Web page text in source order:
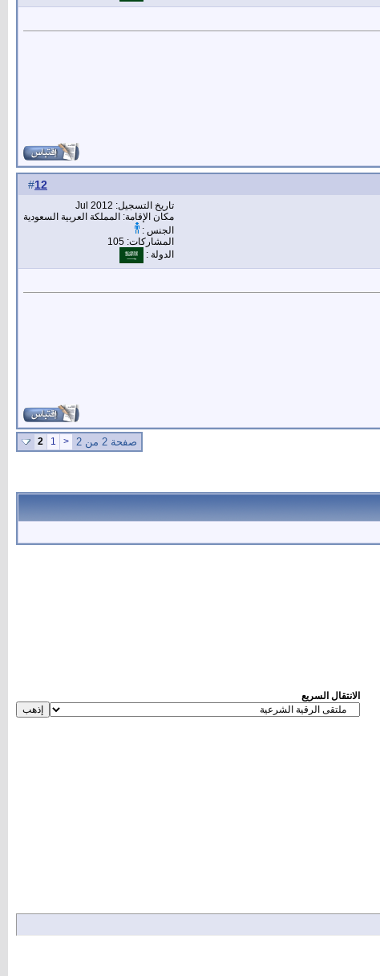
12
تاريخ التسجيل: Jul 2012
مكان الإقامة: المملكة العربية السعودية
الجنس :
المشاركات: 105
الدولة :
صفحة 2 من 2 <
1
2
الانتقال السريع